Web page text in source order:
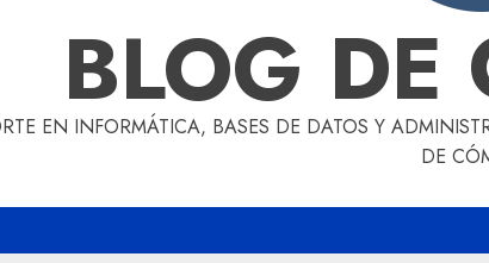
BLOG DE
EN INFORMÁTICA, BASES DE DATOS Y
DE